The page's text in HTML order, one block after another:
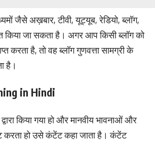
जैसे अख़बार, टीवी, यूट्यूब, रेडियो, ब्लॉग,
किया जा सकता है। अगर आप किसी ब्लॉग को
करता है, तो वह ब्लॉग गुणवत्ता सामग्री के
है।
in Hindi
किया गया हो और मानवीय भावनाओं और
करता हो उसे कंटेंट कहा जाता है। कंटेंट